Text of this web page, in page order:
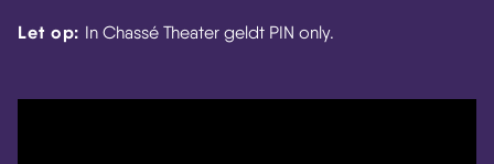
Let op: In Chassé Theater geldt PIN only.